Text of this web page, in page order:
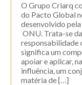
O Grupo Criarq
do Pacto Global
desenvolvido
ONU. Trata-se
responsabilidade
significa um
apoiar e aplicar,
influência, um
matéria de […]